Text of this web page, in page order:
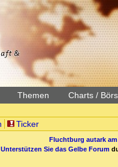
Themen Charts /
Ticker
Fluchtburg autark am
Unterstützen Sie das Gelbe Forum